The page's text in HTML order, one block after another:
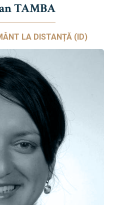
TAMBA
LA DISTANȚĂ (ID)